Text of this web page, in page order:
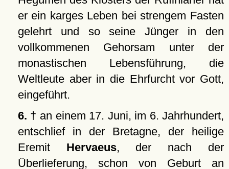
er ein karges Leben bei strengem Fasten
gelehrt und so seine Jünger in den
vollkommenen Gehorsam unter der
monastischen Lebensführung, die
Weltleute aber in die Ehrfurcht vor Gott,
eingeführt.
6. † an einem 17. Juni, im 6. Jahrhundert,
entschlief in der Bretagne, der heilige
Eremit Hervaeus, der nach der
Überlieferung, schon von Geburt an